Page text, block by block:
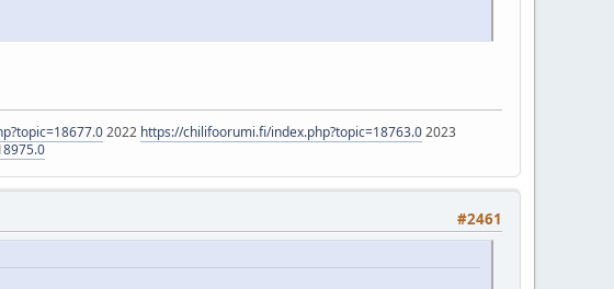
2022 https://chilifoorumi.fi/index.php?topic=18763.02023
#2461